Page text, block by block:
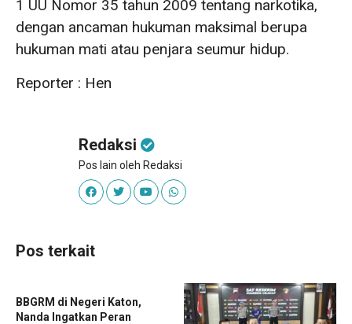
1 UU Nomor 35 tahun 2009 tentang narkotika,
dengan ancaman hukuman maksimal berupa
hukuman mati atau penjara seumur hidup.
Reporter : Hen
Redaksi
Pos lain oleh Redaksi
Pos terkait
BBGRM di Negeri Katon,
Nanda Ingatkan Peran